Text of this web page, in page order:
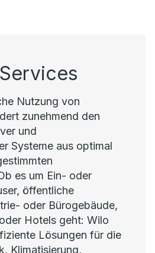
Nutzung von
zunehmend den
und
Systeme aus optimal
es um Ein- oder
öffentliche
oder Bürogebäude,
Hotels geht: Wilo
Lösungen für die
Klimatisierung,